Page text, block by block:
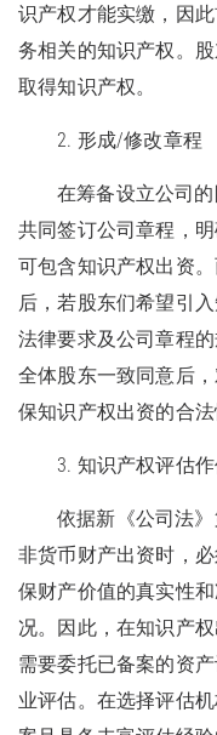
识产权才能实缴，因
务相关的知识产权。
取得知识产权。
2. 形成/修改章程
在筹备设立公司
共同签订公司章程，
可包含知识产权出资
后，若股东们希望引
法律要求及公司章程
全体股东一致同意后
保知识产权出资的合法
3. 知识产权评估
依据新《公司法
非货币财产出资时，
保财产价值的真实性
况。因此，在知识产
需要委托已备案的资
业评估。在选择评估